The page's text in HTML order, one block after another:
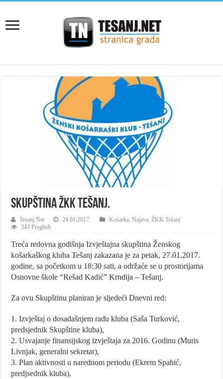
Skupština ŽKK Tešanj.
Tesanj Net 24.01.2017. Košarka ,Najava ŽKK Tešanj
343 Pregledi
Treća redovna godišnja Izvještajna skupština Ženskog
košarkaškog kluba Tešanj zakazana je za petak, 27.01.2017.
godine, sa početkom u 18:30 sati, a održaće se u prostorijama
Osnovne škole “Rešad Kadić” Krndija – Tešanj.
Za ovu Skupštinu planiran je sljedeći Dnevni red:
1. Izvještaj o dosadašnjem radu kluba (Saša Turković,
predsjednik Skupštine kluba),
2. Usvajanje finansijskog izvještaja za 2016. Godinu (Muris
Livnjak, generalni sekretar),
3. Plan aktivnosti u narednom periodu (Ekrem Spahić,
predjsednik kluba),